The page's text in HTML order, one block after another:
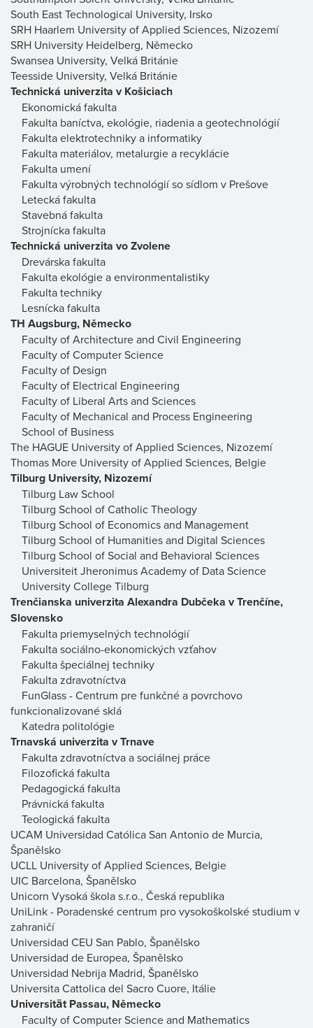
South East Technological University, Irsko
SRH Haarlem University of Applied Sciences, Nizozemí
SRH University Heidelberg, Německo
Swansea University, Velká Británie
Teesside University, Velká Británie
Technická univerzita v Košiciach
Ekonomická fakulta
Fakulta baníctva, ekológie, riadenia a geotechnológií
Fakulta elektrotechniky a informatiky
Fakulta materiálov, metalurgie a recyklácie
Fakulta umení
Fakulta výrobných technológií so sídlom v Prešove
Letecká fakulta
Stavebná fakulta
Strojnícka fakulta
Technická univerzita vo Zvolene
Drevárska fakulta
Fakulta ekológie a environmentalistiky
Fakulta techniky
Lesnícka fakulta
TH Augsburg, Německo
Faculty of Architecture and Civil Engineering
Faculty of Computer Science
Faculty of Design
Faculty of Electrical Engineering
Faculty of Liberal Arts and Sciences
Faculty of Mechanical and Process Engineering
School of Business
The HAGUE University of Applied Sciences, Nizozemí
Thomas More University of Applied Sciences, Belgie
Tilburg University, Nizozemí
Tilburg Law School
Tilburg School of Catholic Theology
Tilburg School of Economics and Management
Tilburg School of Humanities and Digital Sciences
Tilburg School of Social and Behavioral Sciences
Universiteit Jheronimus Academy of Data Science
University College Tilburg
Trenčianska univerzita Alexandra Dubčeka v Trenčíne,
Slovensko
Fakulta priemyselných technológií
Fakulta sociálno-ekonomických vzťahov
Fakulta špeciálnej techniky
Fakulta zdravotníctva
FunGlass - Centrum pre funkčné a povrchovo
funkcionalizované sklá
Katedra politológie
Trnavská univerzita v Trnave
Fakulta zdravotníctva a sociálnej práce
Filozofická fakulta
Pedagogická fakulta
Právnická fakulta
Teologická fakulta
UCAM Universidad Católica San Antonio de Murcia,
Španělsko
UCLL University of Applied Sciences, Belgie
UIC Barcelona, Španělsko
Unicorn Vysoká škola s.r.o., Česká republika
UniLink - Poradenské centrum pro vysokoškolské studium v
zahraničí
Universidad CEU San Pablo, Španělsko
Universidad de Europea, Španělsko
Universidad Nebrija Madrid, Španělsko
Universita Cattolica del Sacro Cuore, Itálie
Universität Passau, Německo
Faculty of Computer Science and Mathematics